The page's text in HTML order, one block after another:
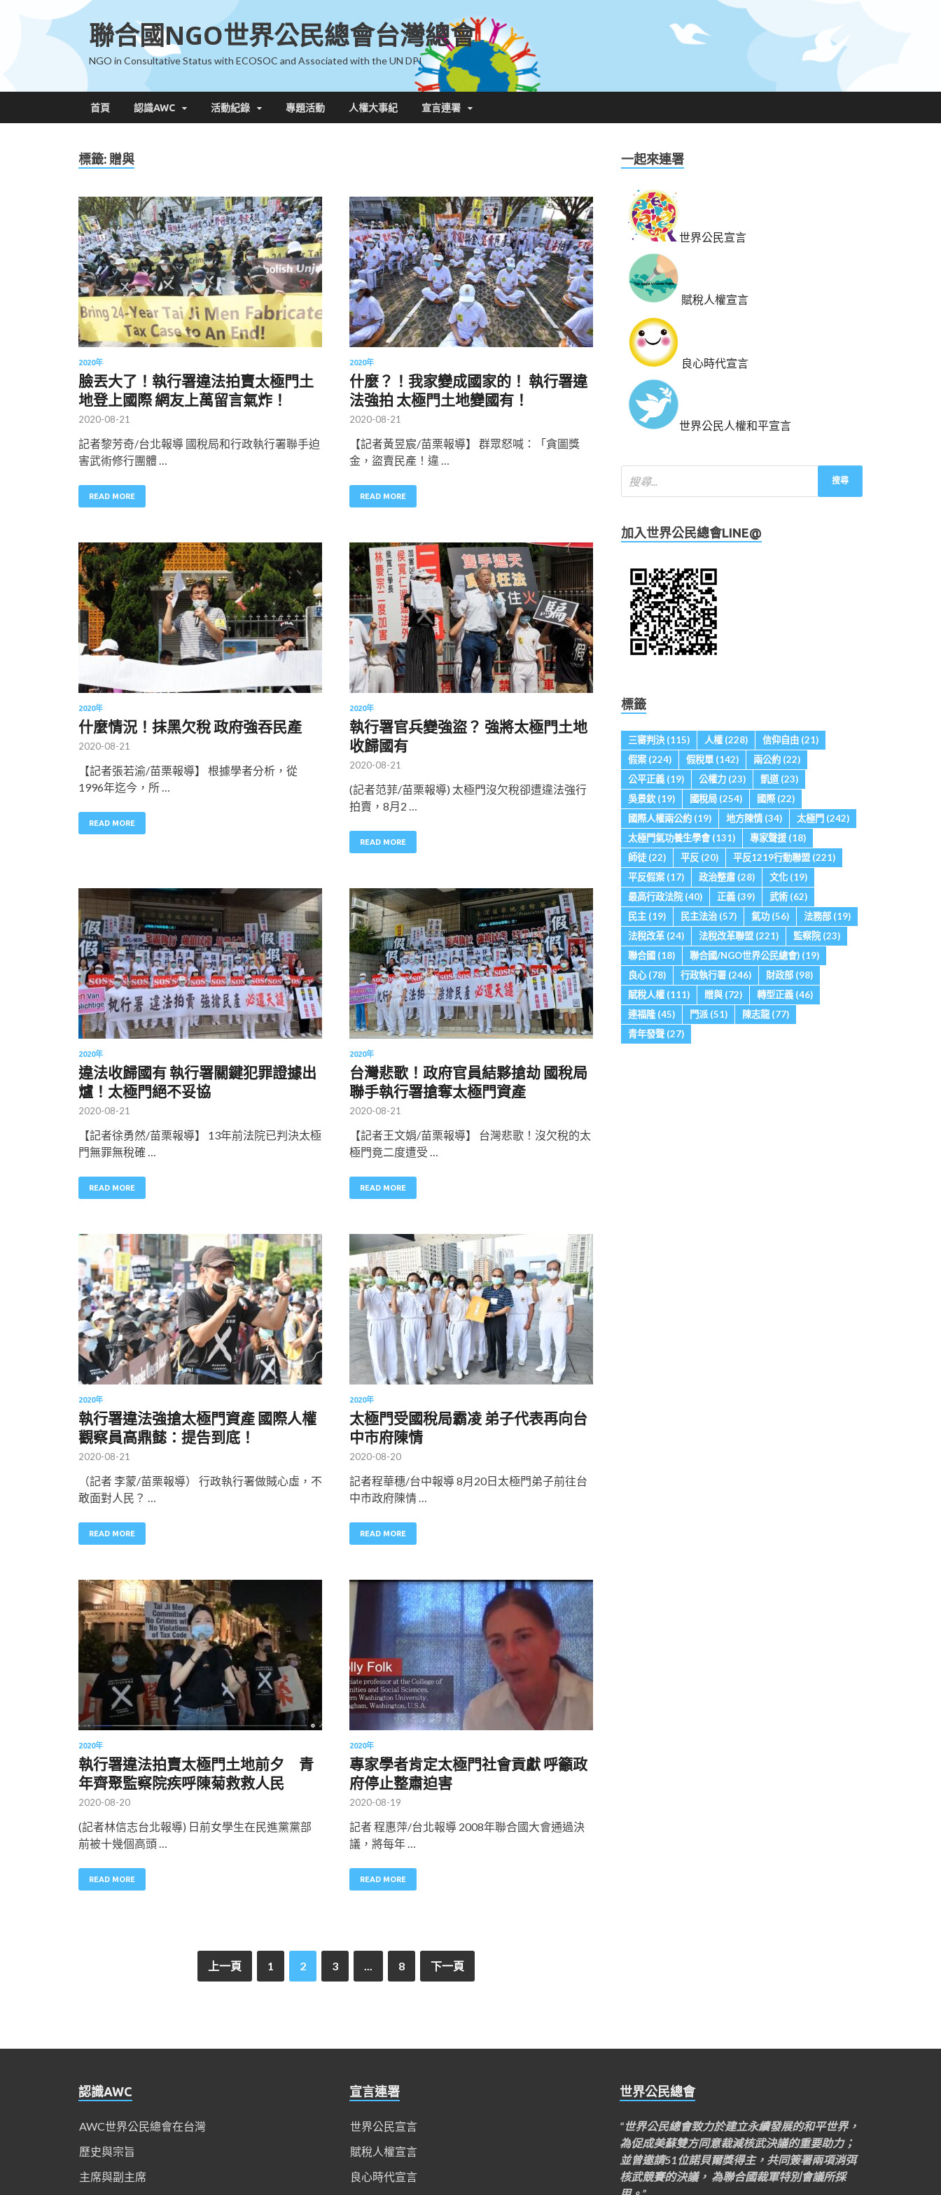
聯合國NGO世界公民總會台灣總會
NGO in Consultative Status with ECOSOC and Associated with the UN DPI
首頁 認識AWC 活動紀錄 專題活動 人權大事紀 宣言連署
標籤: 贈與
2020年
臉丟大了！執行署違法拍賣太極門土
地登上國際 網友上萬留言氣炸！
2020-08-21
記者黎芳奇/台北報導 國稅局和行政執行署聯手迫
害武術修行團體 …
READ MORE
2020年
什麼？！我家變成國家的！ 執行署違
法強拍 太極門土地變國有！
2020-08-21
【記者黃昱宸/苗栗報導】 群眾怒喊：「貪圖獎
金，盜賣民產！違 …
READ MORE
2020年
什麼情況！抹黑欠稅 政府強吞民產
2020-08-21
【記者張若渝/苗栗報導】 根據學者分析，從
1996年迄今，所 …
READ MORE
2020年
執行署官兵變強盜？ 強將太極門土地
收歸國有
2020-08-21
(記者范菲/苗栗報導) 太極門沒欠稅卻遭違法強行
拍賣，8月2 …
READ MORE
2020年
違法收歸國有 執行署關鍵犯罪證據出
爐！太極門絕不妥協
2020-08-21
【記者徐勇然/苗栗報導】 13年前法院已判決太極
門無罪無稅確 …
READ MORE
2020年
台灣悲歌！政府官員結夥搶劫 國稅局
聯手執行署搶奪太極門資產
2020-08-21
【記者王文娟/苗栗報導】 台灣悲歌！沒欠稅的太
極門竟二度遭受 …
READ MORE
2020年
執行署違法強搶太極門資產 國際人權
觀察員高鼎懿：提告到底！
2020-08-21
（記者 李蒙/苗栗報導） 行政執行署做賊心虛，不
敢面對人民？ …
READ MORE
2020年
太極門受國稅局霸凌 弟子代表再向台
中市府陳情
2020-08-20
記者程華穗/台中報導 8月20日太極門弟子前往台
中市政府陳情 …
READ MORE
2020年
執行署違法拍賣太極門土地前夕 青
年齊聚監察院疾呼陳菊救救人民
2020-08-20
(記者林信志台北報導) 日前女學生在民進黨黨部
前被十幾個高頭 …
READ MORE
2020年
專家學者肯定太極門社會貢獻 呼籲政
府停止整肅迫害
2020-08-19
記者 程惠萍/台北報導 2008年聯合國大會通過決
議，將每年 …
READ MORE
上一頁 1 2 3 8 下一頁
一起來連署
世界公民宣言
賦稅人權宣言
良心時代宣言
世界公民人權和平宣言
加入世界公民總會LINE@
標籤
三審判決(115) 人權(228) 信仰自由 (21)
假案(224) 假稅單 (142) 兩公約 (22)
公平正義 (19) 公權力 (23) 凱道(23)
吳景欽 (19) 國稅局 (254) 國際(22)
國際人權兩公約 (19) 地方陳情(34) 太極門 (242)
太極門氣功養生學會(131) 專家聲援(18)
師徒(22) 平反 (20) 平反1219行動聯盟 (221)
平反假案(17) 政治整肅 (28) 文化 (19)
最高行政法院(40) 正義 (39) 武術(62)
民主 (19) 民主法治 (57) 氣功 (56) 法務部 (19)
法稅改革 (24) 法稅改革聯盟 (221) 監察院(23)
聯合國 (18) 聯合國/NGO世界公民總會) (19)
良心(78) 行政執行署 (246) 財政部 (98)
賦稅人權(111) 贈與(72) 轉型正義 (46)
連福隆(45) 門派(51) 陳志龍(77)
青年發聲 (27)
認識AWC
AWC世界公民總會在台灣
歷史與宗旨
主席與副主席
宣言連署
世界公民宣言
賦稅人權宣言
良心時代宣言
世界公民總會
“世界公民總會致力於建立永續發展的和平世界，
為促成美蘇雙方同意裁減核武決議的重要助力；
並曾邀請51位諾貝爾獎得主，共同簽署兩項消弭
核武競賽的決議， 為聯合國裁軍特別會議所採